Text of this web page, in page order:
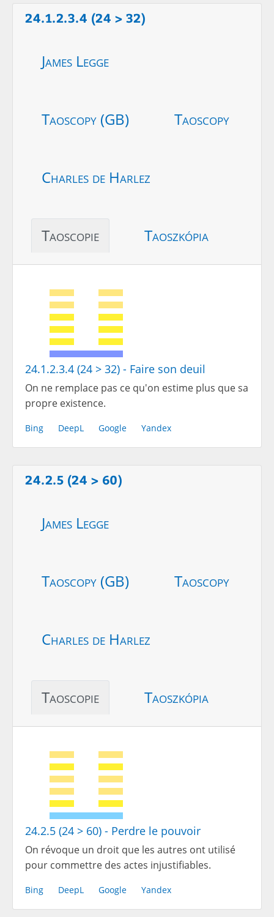
24.1.2.3.4 (24 > 32)
James Legge
Taoscopy (GB) Taoscopy
Charles de Harlez
Taoscopie Taoszkópia
24.1.2.3.4 (24 > 32) - Faire son deuil
On ne remplace pas ce qu'on estime plus que sa
propre existence.
Bing DeepL Google Yandex
24.2.5 (24 > 60)
James Legge
Taoscopy (GB) Taoscopy
Charles de Harlez
Taoscopie Taoszkópia
24.2.5 (24 > 60) - Perdre le pouvoir
On révoque un droit que les autres ont utilisé
pour commettre des actes injustifiables.
Bing DeepL Google Yandex